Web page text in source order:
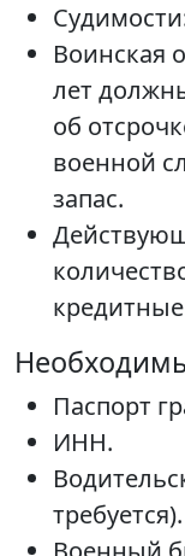
Воинская
лет
об
военной
запас.
Паспорт
ИНН.
требуется).